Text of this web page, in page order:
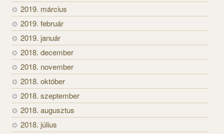
2019. március
2019. február
2019. január
2018. december
2018. november
2018. október
2018. szeptember
2018. augusztus
2018. július